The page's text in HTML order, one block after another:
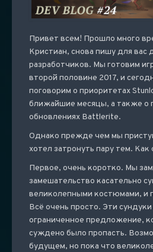
Привет всем! Прошло много
Кристиан, снова пишу для вас
разработчиков. Мы готовим
второй половине 2017, и
поговорим о приоритетах
ближайшие месяцы, а также о
обновлениях Battlerite.
Однако прежде чем мы
хотел затронуть пару тем. Как
Первое, очень коротко. Мы
замешательство касательно
великолепными костюмами, и
Всё очень просто. Эти
ограниченное предложение,
суждено было пропасть.
будущем, но пока что